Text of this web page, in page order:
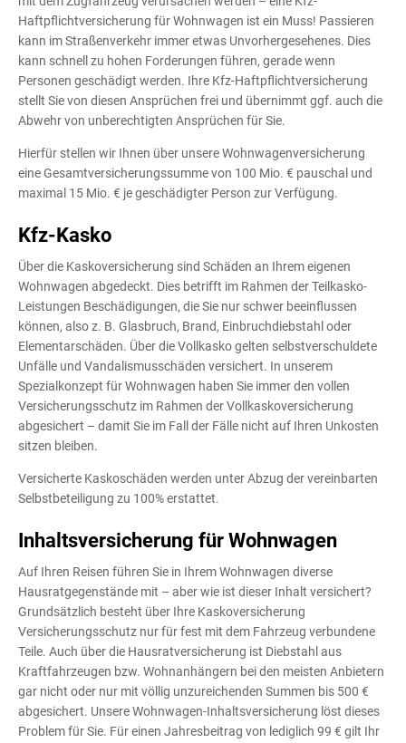
Haftpflichtversicherung für Wohnwagen ist ein Muss! Passieren
kann im Straßenverkehr immer etwas Unvorhergesehenes. Dies
kann schnell zu hohen Forderungen führen, gerade wenn
Personen geschädigt werden. Ihre Kfz-Haftpflichtversicherung
stellt Sie von diesen Ansprüchen frei und übernimmt ggf. auch die
Abwehr von unberechtigten Ansprüchen für Sie.
Hierfür stellen wir Ihnen über unsere Wohnwagenversicherung
eine Gesamtversicherungssumme von 100 Mio. € pauschal und
maximal 15 Mio. € je geschädigter Person zur Verfügung.
Kfz-Kasko
Über die Kaskoversicherung sind Schäden an Ihrem eigenen
Wohnwagen abgedeckt. Dies betrifft im Rahmen der Teilkasko-
Leistungen Beschädigungen, die Sie nur schwer beeinflussen
können, also z. B. Glasbruch, Brand, Einbruchdiebstahl oder
Elementarschäden. Über die Vollkasko gelten selbstverschuldete
Unfälle und Vandalismusschäden versichert. In unserem
Spezialkonzept für Wohnwagen haben Sie immer den vollen
Versicherungsschutz im Rahmen der Vollkaskoversicherung
abgesichert – damit Sie im Fall der Fälle nicht auf Ihren Unkosten
sitzen bleiben.
Versicherte Kaskoschäden werden unter Abzug der vereinbarten
Selbstbeteiligung zu 100% erstattet.
Inhaltsversicherung für Wohnwagen
Auf Ihren Reisen führen Sie in Ihrem Wohnwagen diverse
Hausratgegenstände mit – aber wie ist dieser Inhalt versichert?
Grundsätzlich besteht über Ihre Kaskoversicherung
Versicherungsschutz nur für fest mit dem Fahrzeug verbundene
Teile. Auch über die Hausratversicherung ist Diebstahl aus
Kraftfahrzeugen bzw. Wohnanhängern bei den meisten Anbietern
gar nicht oder nur mit völlig unzureichenden Summen bis 500 €
abgesichert. Unsere Wohnwagen-Inhaltsversicherung löst dieses
Problem für Sie. Für einen Jahresbeitrag von lediglich 99 € gilt Ihr